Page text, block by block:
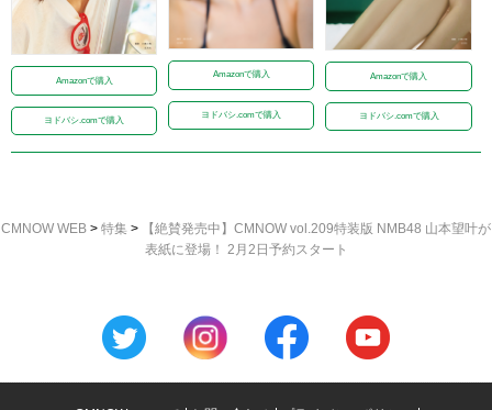
Amazonで購入
ヨドバシ.comで購入
Amazonで購入
ヨドバシ.comで購入
Amazonで購入
ヨドバシ.comで購入
CMNOW WEB > 特集 >
【絶賛発売中】CMNOW vol.209特装版 NMB48 山本望叶が
表紙に登場！ 2月2日予約スタート